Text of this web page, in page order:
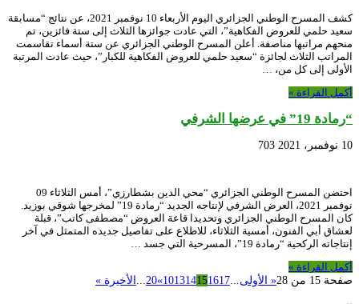
كشف المسرح الوطني الجزائري اليوم الأربعاء 10 نوفمبر 2021، عن نتائج “مسابقة
سعيد حلمي للعروض الفكاهية”، التي عادت جوائزها الثلاث إلى ستة فائزين، تم
منحهم مراتبها مناصفة. أعلن المسرح الوطني الجزائري عن ستة أسماء تقاسمت
المراتب الثلاث لجائزة “سعيد حلمي للعروض الفكاهية للكبار”، حيث عادت المرتبة
الأولى إلى كل من، …
أكمل القراءة »
“رمادة 19” في عرضها الشرفي
10 نوفمبر، 2021 703
احتضن المسرح الوطني الجزائري “محي الدين بشطارزي”، أمس الثلاثاء 09
نوفمبر 2021، العرض الشرفي لإنتاجه الجديد “رمادة 19” لمخرجها شوقي بوزيد.
كان المسرح الوطني الجزائري وتحديدا قاعة العروض “مصطفى كاتب”، قبلة
لعشاق أبي الفنون، أمسية الثلاثاء، للاطلاع على تفاصيل جديده المتمثل في آخر
إنتاجاته الركحية “رمادة 19”، المسرحية التي جسد …
أكمل القراءة »
صفحة 15 من 28
« الأولى...
101314151617
»
20
... الأخيرة »